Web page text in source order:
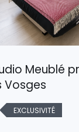
Meublé
Vosges
EXCLUSIVITÉ